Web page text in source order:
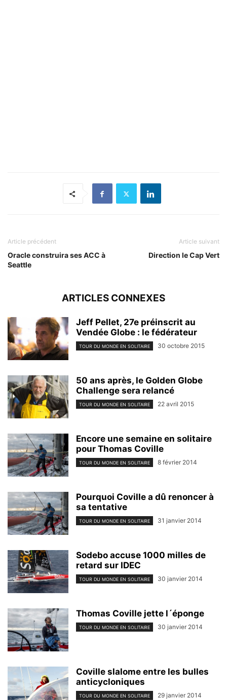
Article précédent
Oracle construira ses ACC à
Seattle
Article suivant
Direction le Cap Vert
ARTICLES CONNEXES
Jeff Pellet, 27e préinscrit au
Vendée Globe : le fédérateur
TOUR DU MONDE EN SOLITAIRE 30 octobre 2015
50 ans après, le Golden Globe
Challenge sera relancé
TOUR DU MONDE EN SOLITAIRE 22 avril 2015
Encore une semaine en solitaire
pour Thomas Coville
TOUR DU MONDE EN SOLITAIRE 8 février 2014
Pourquoi Coville a dû renoncer à
sa tentative
TOUR DU MONDE EN SOLITAIRE 31 janvier 2014
Sodebo accuse 1000 milles de
retard sur IDEC
TOUR DU MONDE EN SOLITAIRE 30 janvier 2014
Thomas Coville jette l´éponge
TOUR DU MONDE EN SOLITAIRE 30 janvier 2014
Coville slalome entre les bulles
anticycloniques
TOUR DU MONDE EN SOLITAIRE 29 janvier 2014